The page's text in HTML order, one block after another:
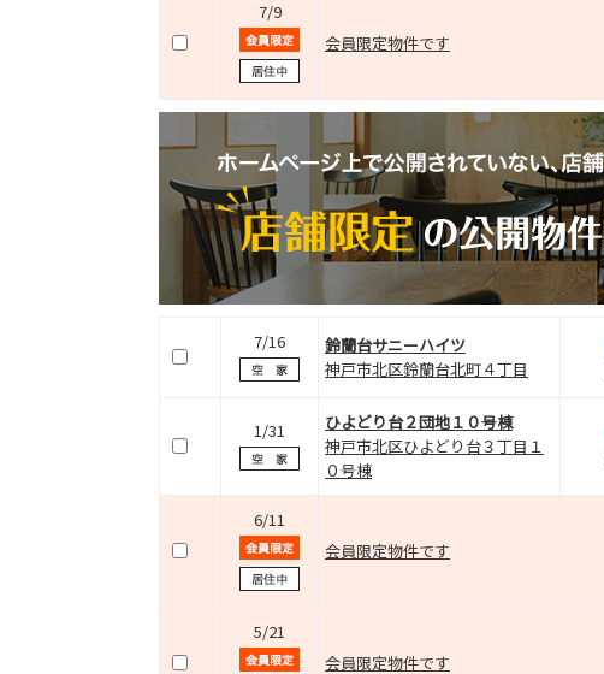
7/9
会員限定物件です
7/16
鈴蘭台サニーハイツ
神戸市北区鈴蘭台北町４丁目
1/31
ひよどり台２団地１０号棟
神戸市北区ひよどり台３丁目１
０号棟
6/11
会員限定物件です
5/21
会員限定物件です